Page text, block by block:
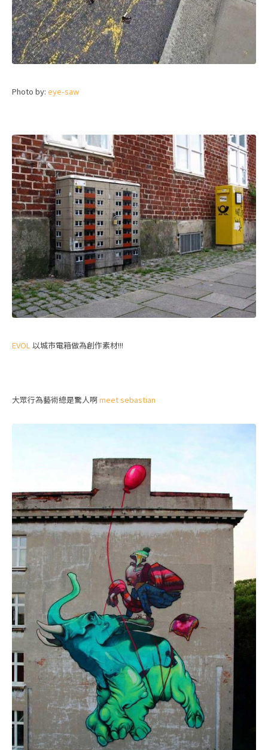
Photo by: eye-saw
EVOL以城市電箱做為創作素材!!!
大眾行為藝術總是驚人啊meet sebastian